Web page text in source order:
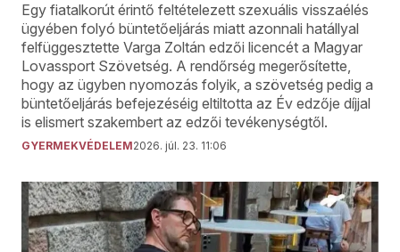
Egy fiatalkorút érintő feltételezett szexuális visszaélés
ügyében folyó büntetőeljárás miatt azonnali hatállyal
felfüggesztette Varga Zoltán edzői licencét a Magyar
Lovassport Szövetség. A rendőrség megerősítette,
hogy az ügyben nyomozás folyik, a szövetség pedig a
büntetőeljárás befejezéséig eltiltotta az Év edzője díjjal
is elismert szakembert az edzői tevékenységtől.
GYERMEKVÉDELEM2026. júl. 23. 11:06